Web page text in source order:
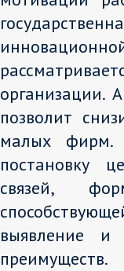
организации.
позволит
малых фирм.
постановку
связей,
выявление и
преимуществ.